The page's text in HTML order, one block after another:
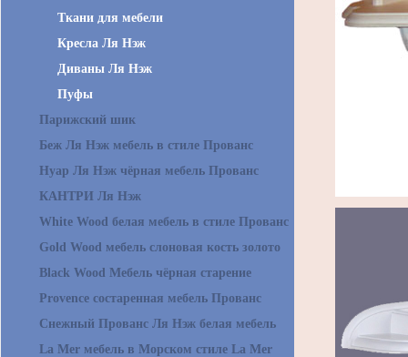
Ткани для мебели
Кресла Ля Нэж
Диваны Ля Нэж
Пуфы
Парижский шик
Беж Ля Нэж мебель в стиле Прованс
Нуар Ля Нэж чёрная мебель Прованс
КАНТРИ Ля Нэж
White Wood белая мебель в стиле Прованс
Gold Wood мебель слоновая кость золото
Black Wood Мебель чёрная старение
Provence состаренная мебель Прованс
Снежный Прованс Ля Нэж белая мебель
La Mer мебель в Морском стиле La Mer